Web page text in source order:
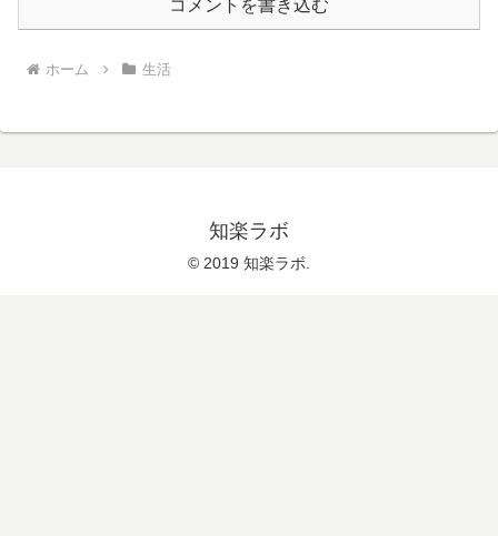
コメントを書き込む
ホーム 生活
知楽ラボ
© 2019 知楽ラボ.